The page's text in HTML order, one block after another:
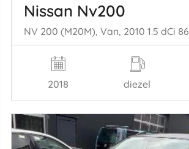
Nissan Nv200
NV 200 (M20M), Van, 2010 1.5 dCi 86
2018 diezel